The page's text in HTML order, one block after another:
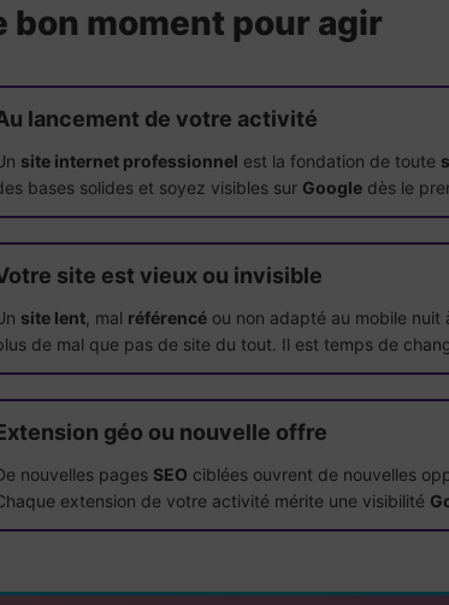
bon moment pour agir
lancement de votre activité
site internet professionnel est la fondation de toute
bases solides et soyez visibles sur Google dès le
site est vieux ou invisible
site lent , mal référencé ou non adapté au mobile nuit
de mal que pas de site du tout. Il est temps de
géo ou nouvelle offre
nouvelles pages SEO ciblées ouvrent de nouvelles
extension de votre activité mérite une visibilité